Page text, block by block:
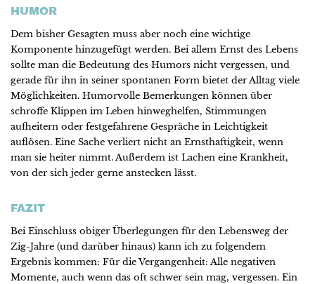
HUMOR
Dem bisher Gesagten muss aber noch eine wichtige
Komponente hinzugefügt werden. Bei allem Ernst des Lebens
sollte man die Bedeutung des Humors nicht vergessen, und
gerade für ihn in seiner spontanen Form bietet der Alltag viele
Möglichkeiten. Humorvolle Bemerkungen können über
schroffe Klippen im Leben hinweghelfen, Stimmungen
aufheitern oder festgefahrene Gespräche in Leichtigkeit
auflösen. Eine Sache verliert nicht an Ernsthaftigkeit, wenn
man sie heiter nimmt. Außerdem ist Lachen eine Krankheit,
von der sich jeder gerne anstecken lässt.
FAZIT
Bei Einschluss obiger Überlegungen für den Lebensweg der
Zig-Jahre (und darüber hinaus) kann ich zu folgendem
Ergebnis kommen: Für die Vergangenheit: Alle negativen
Momente, auch wenn das oft schwer sein mag, vergessen. Ein